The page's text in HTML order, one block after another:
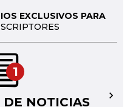
EXCLUSIVOS PARA
1
DE NOTICIAS →